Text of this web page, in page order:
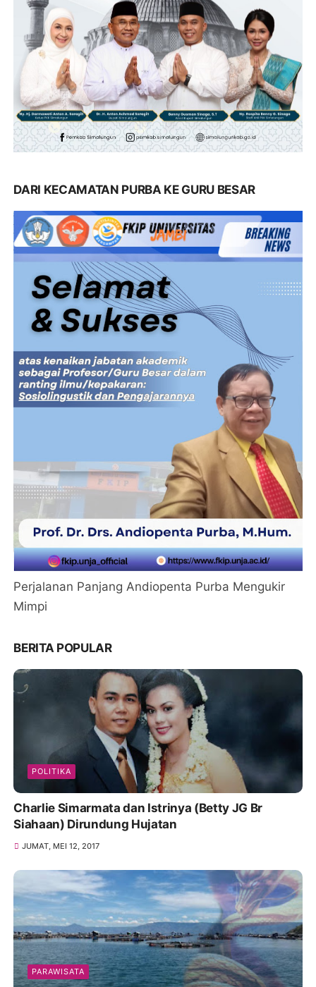
DARI KECAMATAN PURBA KE GURU BESAR
Perjalanan Panjang Andiopenta Purba Mengukir
Mimpi
BERITA POPULAR
POLITIKA
Charlie Simarmata dan Istrinya (Betty JG Br
Siahaan) Dirundung Hujatan
JUMAT, MEI 12, 2017
PARAWISATA